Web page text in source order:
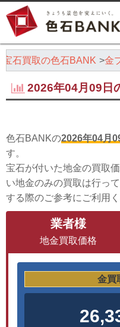
宝石買取の色石BANK 金
2026年04月09日
色石BANKの2026年04月
す。
宝石が付いた地金の買取
い地金のみの買取は行っ
する際のご参考にご利用く
業者様
地金買取価格
金買